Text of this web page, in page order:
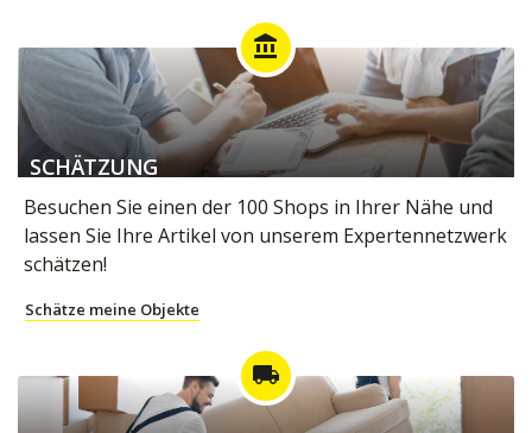
account_balance
SCHÄTZUNG
Besuchen Sie einen der 100 Shops in Ihrer Nähe und
lassen Sie Ihre Artikel von unserem Expertennetzwerk
schätzen!
Schätze meine Objekte
local_shipping